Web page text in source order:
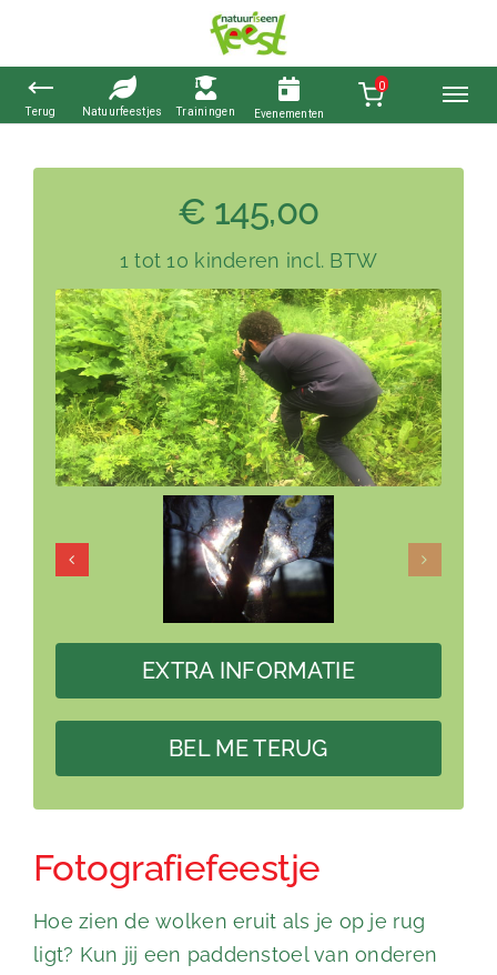
naar
€ 145,00
1 tot 10 kinderen incl. BTW
EXTRA INFORMATIE
BEL ME TERUG
Fotografiefeestje
Hoe zien de wolken eruit als je op je rug
ligt? Kun jij een paddenstoel van onderen
0